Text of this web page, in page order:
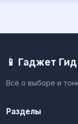
📱 Гаджет Гид
Всё о выборе и
Разделы